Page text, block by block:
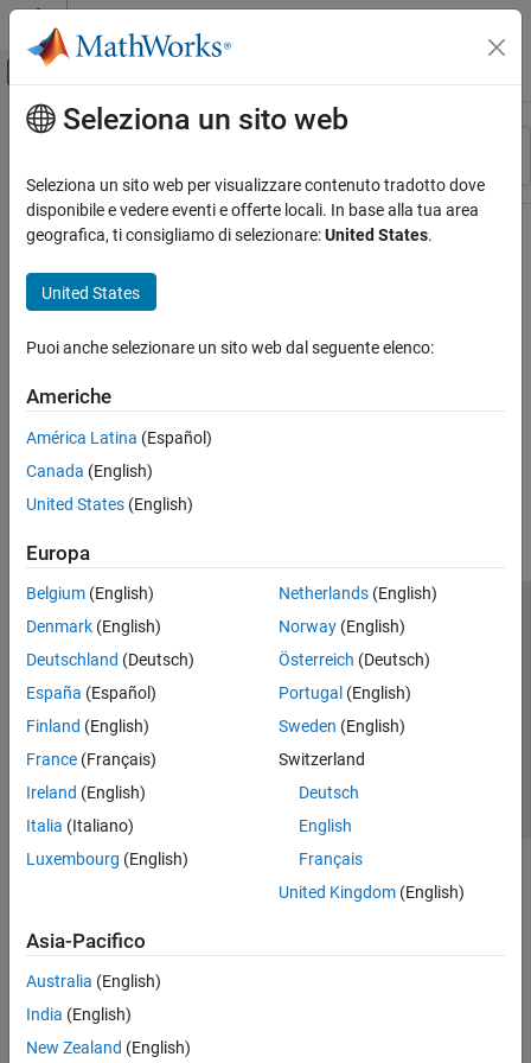
Vai al contenuto
Attiva/disattiva menu di navigazione
Risorsa
Stato
Contenuto principale
Seleziona un sito web
Seleziona un sito web per visualizzare contenuto tradotto dove
disponibile e vedere eventi e offerte locali. In base alla tua area
geografica, ti consigliamo di selezionare:United States.
United States
Puoi anche selezionare un sito web dal seguente elenco:
Americhe
América Latina (Español)
Canada (English)
United States (English)
Europa
Belgium (English)
Denmark (English)
Deutschland (Deutsch)
España (Español)
Finland (English)
France (Français)
Ireland (English)
Italia (Italiano)
Luxembourg (English)
Netherlands(English)
Norway(English)
Österreich (Deutsch)
Portugal (English)
Sweden (English)
Switzerland
Deutsch
English
Français
United Kingdom(English)
Asia-Pacifico
Australia (English)
India (English)
New Zealand (English)
Centro di fiducia
Informativa sulla privacy
Antipirateria
Stato dell'applicazione
Contatti
© 1994-2026 The MathWorks, Inc.